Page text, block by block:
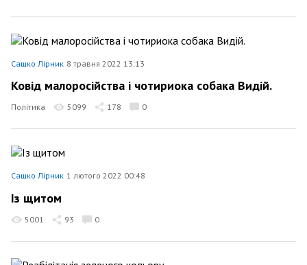
Сашко Лірник 8 травня 2022 13:13
Ковід малоросійства і чотириока собака Видій.
Політика 5099 178 0
Сашко Лірник 1 лютого 2022 00:48
Із щитом
5001 93 0